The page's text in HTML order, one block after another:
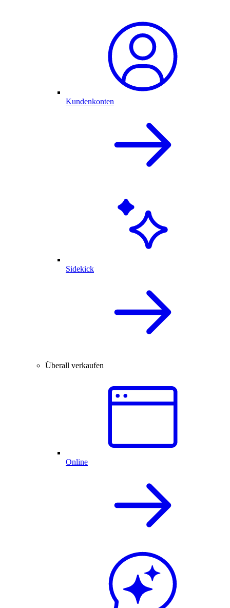
Kundenkonten
Sidekick
Überall verkaufen
Online